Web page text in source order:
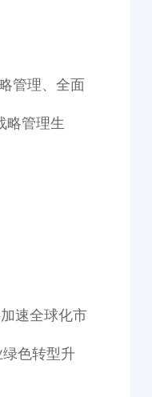
管理、全面
略管理生
速全球化市
绿色转型升